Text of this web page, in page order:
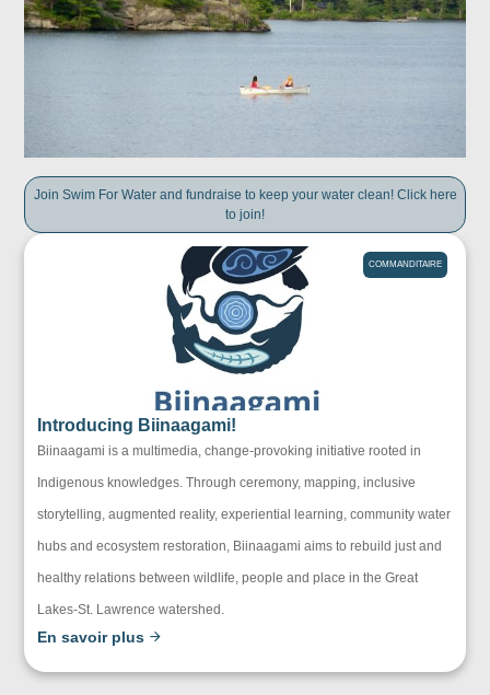
Join Swim For Water and fundraise to keep your water clean! Click here
to join!
COMMANDITAIRE
Introducing Biinaagami!
Biinaagami is a multimedia, change-provoking initiative rooted in
Indigenous knowledges. Through ceremony, mapping, inclusive
storytelling, augmented reality, experiential learning, community water
hubs and ecosystem restoration, Biinaagami aims to rebuild just and
healthy relations between wildlife, people and place in the Great
Lakes-St. Lawrence watershed.
En savoir plus